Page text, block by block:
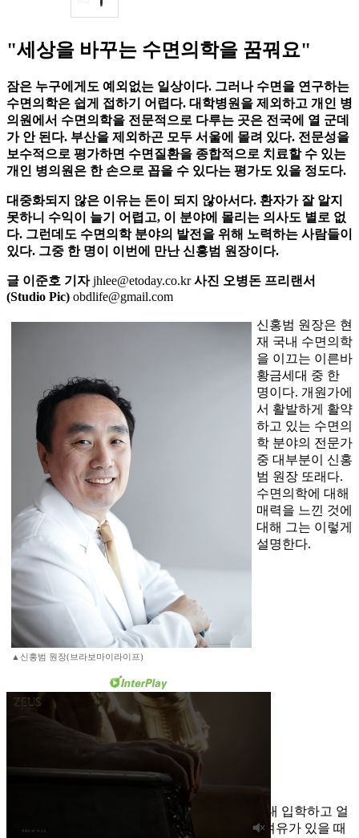
"세상을 바꾸는 수면의학을 꿈꿔요"
잠은 누구에게도 예외없는 일상이다. 그러나 수면을 연구하는
수면의학은 쉽게 접하기 어렵다. 대학병원을 제외하고 개인 병
의원에서 수면의학을 전문적으로 다루는 곳은 전국에 열 군데
가 안 된다. 부산을 제외하곤 모두 서울에 몰려 있다. 전문성을
보수적으로 평가하면 수면질환을 종합적으로 치료할 수 있는
개인 병의원은 한 손으로 꼽을 수 있다는 평가도 있을 정도다.
대중화되지 않은 이유는 돈이 되지 않아서다. 환자가 잘 알지
못하니 수익이 늘기 어렵고, 이 분야에 몰리는 의사도 별로 없
다. 그런데도 수면의학 분야의 발전을 위해 노력하는 사람들이
있다. 그중 한 명이 이번에 만난 신홍범 원장이다.
글 이준호 기자jhlee@etoday.co.kr사진 오병돈 프리랜서
(Studio Pic) obdlife@gmail.com
▲신홍범 원장(브라보마이라이프)
신홍범 원장은 현
재 국내 수면의학
을 이끄는 이른바
황금세대 중 한
명이다. 개원가에
서 활발하게 활약
하고 있는 수면의
학 분야의 전문가
중 대부분이 신홍
범 원장 또래다.
수면의학에 대해
매력을 느낀 것에
대해 그는 이렇게
설명한다.
“아마 다른 친구들도 비슷할 거예요. 제가 서울대 입학하고 얼
마 안 된 1993년이었어요. 아직 예과생이라 좀 여유가 있을 때